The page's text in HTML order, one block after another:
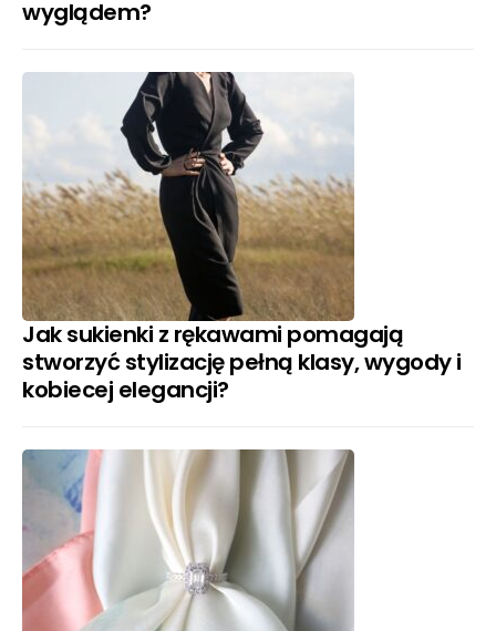
wyglądem?
Jak sukienki z rękawami pomagają
stworzyć stylizację pełną klasy, wygody i
kobiecej elegancji?